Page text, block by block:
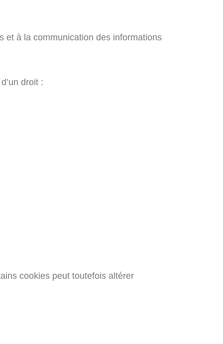
et à la communication des informations
droit :
cookies peut toutefois altérer